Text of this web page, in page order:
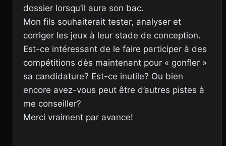
dossier lorsqu’il aura son bac.
Mon fils souhaiterait tester, analyser et
corriger les jeux à leur stade de conception.
Est-ce intéressant de le faire participer à des
compétitions dès maintenant pour « gonfler »
sa candidature? Est-ce inutile? Ou bien
encore avez-vous peut être d’autres pistes à
me conseiller?
Merci vraiment par avance!